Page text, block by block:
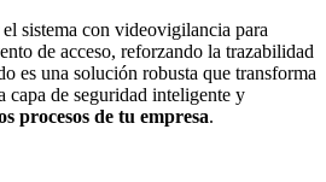
sistema con videovigilancia para
de acceso, reforzando la trazabilidad
es una solución robusta que transforma
capa de seguridad inteligente y
procesos de tu empresa.